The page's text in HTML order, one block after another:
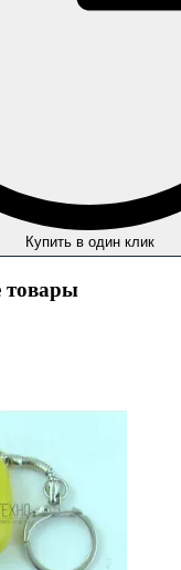
Купить в один клик
товары